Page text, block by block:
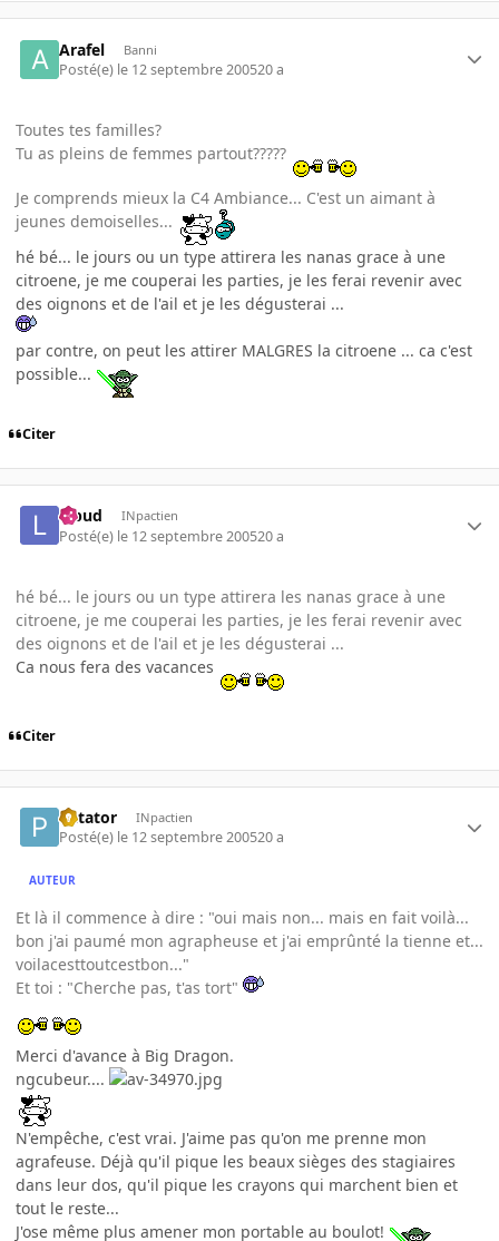
Arafel Banni
Posté(e) le 12 septembre 200520 a
Toutes tes familles?
Tu as pleins de femmes partout?????
Je comprends mieux la C4 Ambiance... C'est un aimant à
jeunes demoiselles...
hé bé... le jours ou un type attirera les nanas grace à une
citroene, je me couperai les parties, je les ferai revenir avec
des oignons et de l'ail et je les dégusterai ...
par contre, on peut les attirer MALGRES la citroene ... ca c'est
possible...
Citer
lebud INpactien
Posté(e) le 12 septembre 200520 a
hé bé... le jours ou un type attirera les nanas grace à une
citroene, je me couperai les parties, je les ferai revenir avec
des oignons et de l'ail et je les dégusterai ...
Ca nous fera des vacances
Citer
Patator INpactien
Posté(e) le 12 septembre 200520 a
AUTEUR
Et là il commence à dire : "oui mais non... mais en fait voilà...
bon j'ai paumé mon agrapheuse et j'ai emprûnté la tienne et...
voilacesttoutcestbon..."
Et toi : "Cherche pas, t'as tort"
Merci d'avance à Big Dragon.
ngcubeur....
N'empêche, c'est vrai. J'aime pas qu'on me prenne mon
agrafeuse. Déjà qu'il pique les beaux sièges des stagiaires
dans leur dos, qu'il pique les crayons qui marchent bien et
tout le reste...
J'ose même plus amener mon portable au boulot!